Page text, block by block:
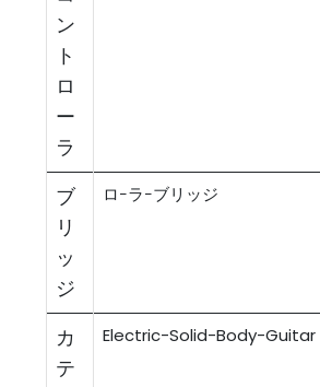
ン
ト
ロ
ー
ラ
ブ
リ
ッ
ジ
ロｰラｰブリッジ
カ
テ
Electric-Solid-Body-Guitar